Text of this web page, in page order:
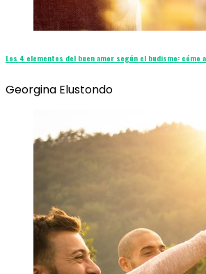
Los 4 elementos del buen amor según el budismo: cómo
Georgina Elustondo